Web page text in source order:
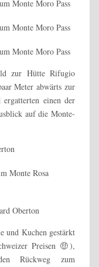
zur Hütte Rifugio
Meter abwärts zur
einen der
auf die Monte-
und Kuchen gestärkt
Preisen 🤑),
Rückweg zum